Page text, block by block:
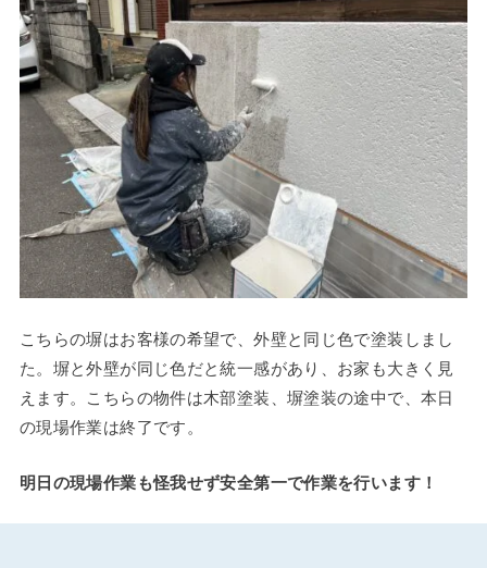
こちらの塀はお客様の希望で、外壁と同じ色で塗装しまし
た。塀と外壁が同じ色だと統一感があり、お家も大きく見
えます。こちらの物件は木部塗装、塀塗装の途中で、本日
の現場作業は終了です。
明日の現場作業も怪我せず安全第一で作業を行います！